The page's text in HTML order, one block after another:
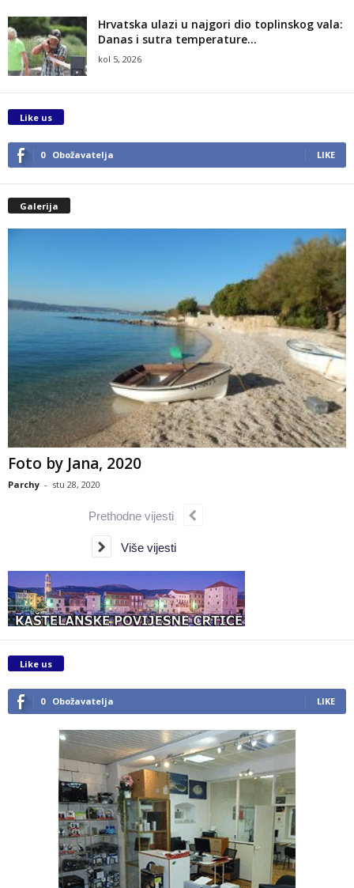
Hrvatska ulazi u najgori dio toplinskog vala:
Danas i sutra temperature...
kol 5, 2026
Like us
0 Obožavatelja LIKE
Galerija
Foto by Jana, 2020
Parchy - stu 28, 2020
Prethodne vijesti
Više vijesti
Like us
0 Obožavatelja LIKE